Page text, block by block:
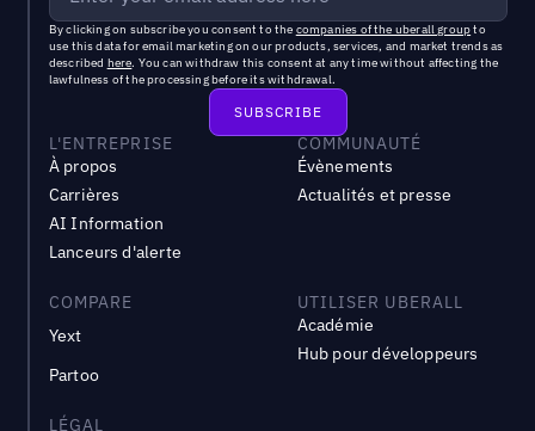
By clicking on subscribe you consent to the companies of the uberall groupto
use this data for email marketing on our products, services, and market trends as
described here. You can withdraw this consent at any time without affecting the
lawfulness of the processing before its withdrawal.
L'ENTREPRISE
À propos
Carrières
AI Information
Lanceurs d'alerte
COMMUNAUTÉ
Évènements
Actualités et presse
COMPARE
Yext
Partoo
UTILISER UBERALL
Académie
Hub pour développeurs
LÉGAL